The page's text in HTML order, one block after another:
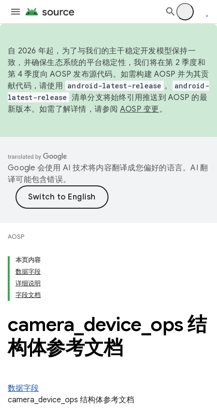
自 2026 年起，为了与我们的主干稳定开发模型保持一
致，并确保生态系统的平台稳定性，我们将在第 2 季度和
第 4 季度向 AOSP 发布源代码。如需构建 AOSP 并为其贡
献代码，请使用 android-latest-release 。
android-
latest-release 清单分支将始终引用推送到 AOSP 的最
新版本。如需了解详情，请参阅 AOSP 变更。
Google 会使用 AI 技术将内容翻译成您偏好的语言。AI 翻
译可能包含错误。
AOSP
本页内容
数据字段
详细说明
字段文档
camera device ops 结
构体参考文档
数据字段
camera_device_ops 结构体参考文档